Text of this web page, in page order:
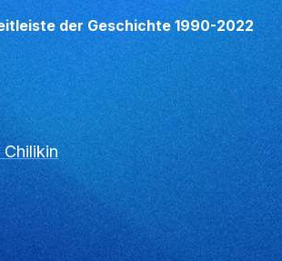
der Geschichte 1990-2022
Chilikin